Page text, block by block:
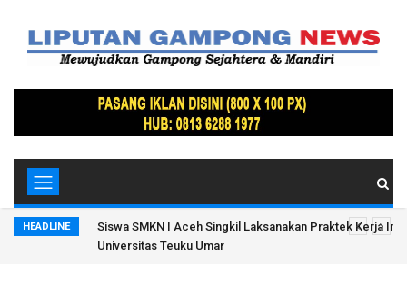
HEADLINE
Siswa SMKN I Aceh Singkil Laksanakan Praktek Kerja
Universitas Teuku Umar